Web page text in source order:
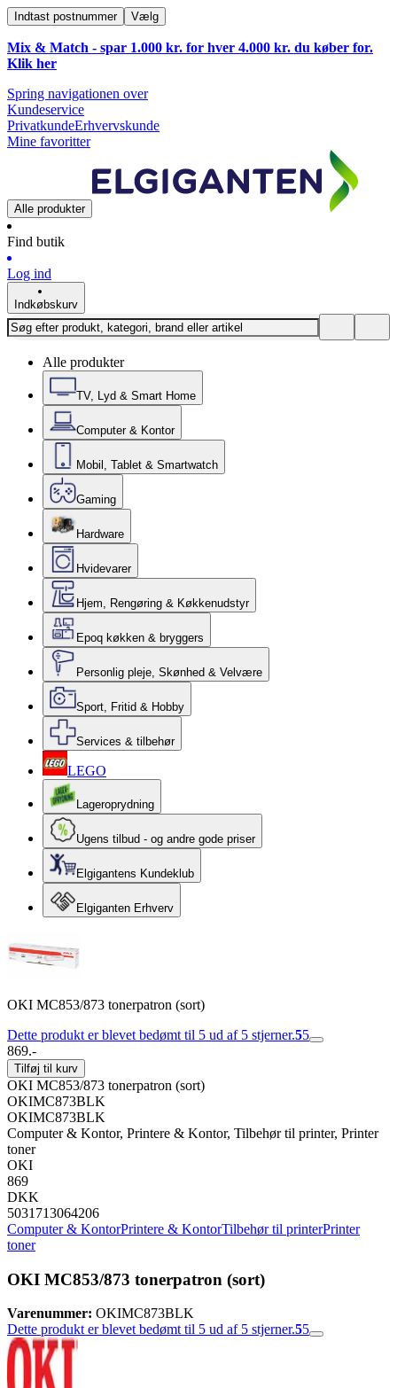
Indtast postnummer Vælg
Mix & Match - spar 1.000 kr. for hver 4.000 kr. du køber for.
Klik her
Spring navigationen over
Kundeservice
PrivatkundeErhvervskunde
Mine favoritter
Alle produkter
Find butik
Log ind
Indkøbskurv
Alle produkter
TV, Lyd & Smart Home
Computer & Kontor
Mobil, Tablet & Smartwatch
Gaming
Hardware
Hvidevarer
Hjem, Rengøring & Køkkenudstyr
Epoq køkken & bryggers
Personlig pleje, Skønhed & Velvære
Sport, Fritid & Hobby
Services & tilbehør
LEGO
Lageroprydning
Ugens tilbud - og andre gode priser
Elgigantens Kundeklub
Elgiganten Erhverv
OKI MC853/873 tonerpatron (sort)
Dette produkt er blevet bedømt til 5 ud af 5 stjerner.55
869.-
Tilføj til kurv
OKI MC853/873 tonerpatron (sort)
OKIMC873BLK
OKIMC873BLK
Computer & Kontor, Printere & Kontor, Tilbehør til printer, Printer
toner
OKI
869
DKK
5031713064206
Computer & KontorPrintere & KontorTilbehør til printerPrinter
toner
OKI MC853/873 tonerpatron (sort)
Varenummer: OKIMC873BLK
Dette produkt er blevet bedømt til 5 ud af 5 stjerner.55